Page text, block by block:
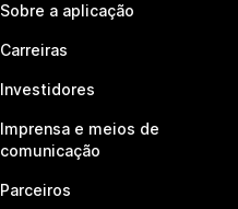
Sobre a aplicação
Carreiras
Investidores
Imprensa e meios de
comunicação
Parceiros